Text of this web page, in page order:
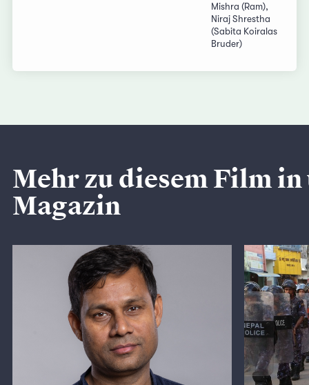
Mishra (Ram),
Niraj Shrestha
(Sabita Koiralas
Bruder)
Mehr zu diesem Film in
Magazin